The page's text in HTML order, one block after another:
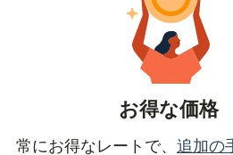
お得な価格
常にお得なレートで、 追加の